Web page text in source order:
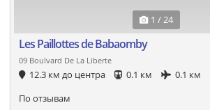
1 / 24
Les Paillottes de Babaomby
09 Boulvard De La Liberte
12.3 км до центра 0.1 км
0.1 км
По отзывам